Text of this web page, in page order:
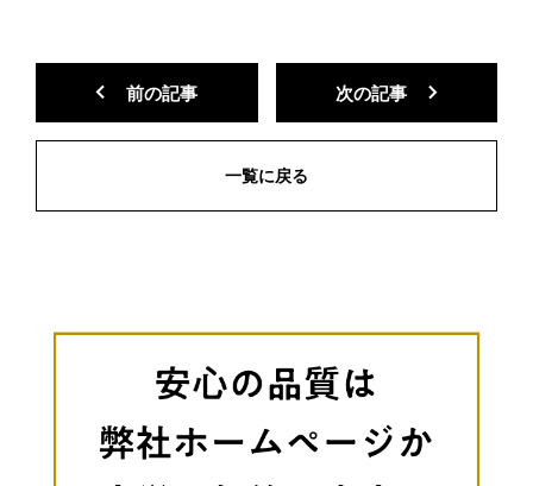
前の記事
一覧に戻る
次の記事